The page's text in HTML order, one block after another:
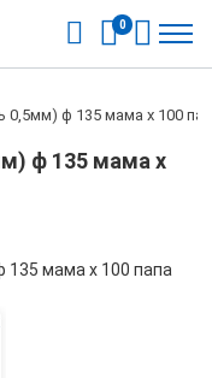
0
0,5мм) ф 135 мама х 100
ф 135 мама х